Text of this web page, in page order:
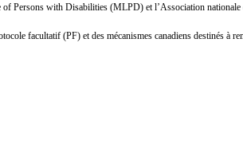
with Disabilities (MLPD) et l’Association nationale
facultatif (PF) et des mécanismes canadiens destinés à